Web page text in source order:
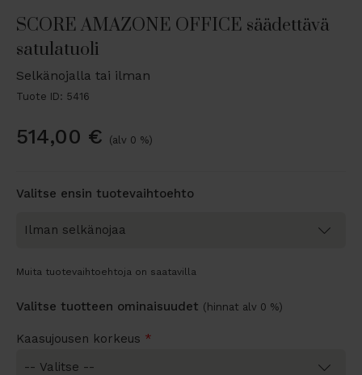
SCORE AMAZONE OFFICE säädettävä
satulatuoli
Selkänojalla tai ilman
Tuote ID: 5416
514,00 € (alv 0 %)
Valitse ensin tuotevaihtoehto
Muita tuotevaihtoehtoja on saatavilla
Valitse tuotteen ominaisuudet (hinnat alv 0 %)
Kaasujousen korkeus *